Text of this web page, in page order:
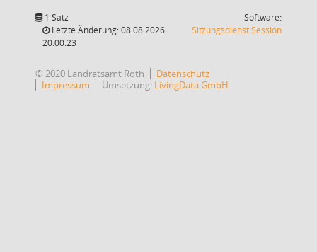
1 Satz
Letzte Änderung: 08.08.2026
20:00:23
Software:
SitzungsdienstSession(Wird in
© 2020 Landratsamt Roth
Datenschutz
Impressum
Umsetzung: LivingData GmbH